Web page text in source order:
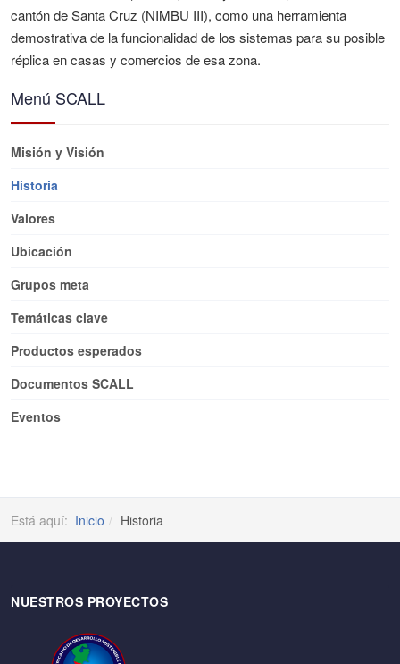
cantón de Santa Cruz (NIMBU III), como una herramienta
demostrativa de la funcionalidad de los sistemas para su posible
réplica en casas y comercios de esa zona.
Menú SCALL
Misión y Visión
Historia
Valores
Ubicación
Grupos meta
Temáticas clave
Productos esperados
Documentos SCALL
Eventos
Está aquí: Inicio Historia
NUESTROS PROYECTOS